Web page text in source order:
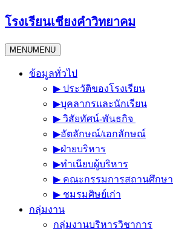
Skip
to
โรงเรียนเชียงคำวิทยาคม
MENUMENU
ข้อมูลทั่วไป
▶︎ ประวัติของโรงเรียน
▶︎บุคลากรและนักเรียน
▶︎ วิสัยทัศน์-พันธกิจ
▶︎อัตลักษณ์/เอกลักษณ์
▶︎ฝ่ายบริหาร
▶︎ทำเนียบผู้บริหาร
▶︎ คณะกรรมการสถานศึกษา
▶︎ ชมรมศิษย์เก่า
กลุ่มงาน
กลุ่มงานบริหารวิชาการ